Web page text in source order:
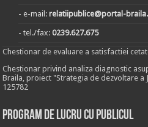
- e-mail:relatiipublice@portal-
- tel./fax:0239.627.675
Chestionar de evaluare a satisfactiei
Chestionar privind analiza diagnostic
Braila, proiect "Strategia de dezvoltare a
125782
Program de lucru cu publicul